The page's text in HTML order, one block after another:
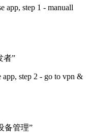
者”
备管理”